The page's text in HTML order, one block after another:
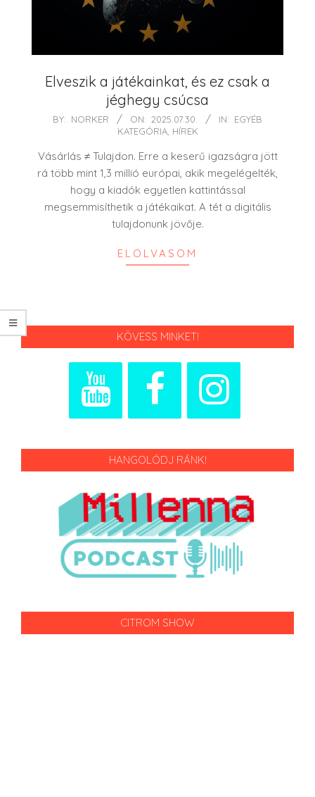
Elveszik a játékainkat, és ez csak a
jéghegy csúcsa
2025-
30
BY: NORKER ON: 2025.07.30. IN: EGYÉB
KATEGÓRIA, HÍREK
Vásárlás ≠ Tulajdon. Erre a keserű igazságra jött
rá több mint 1,3 millió európai, akik megelégelték,
hogy a kiadók egyetlen kattintással
megsemmisíthetik a játékaikat. A tét a digitális
tulajdonunk jövője.
ELOLVASOM
KÖVESS MINKET!
HANGOLÓDJ RÁNK!
CITROM SHOW